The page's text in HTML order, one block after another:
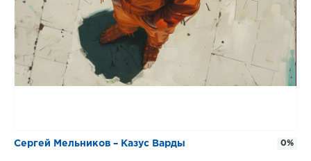
Сергей Мельников – Казус Варды 0%